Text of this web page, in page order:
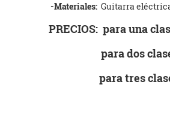
-Materiales: Guitarra
PRECIOS: para una
para dos
para tres clase